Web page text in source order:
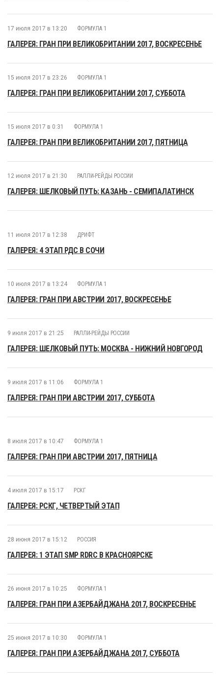
17 июля 2017 в 13:20 ФОРМУЛА 1
ГАЛЕРЕЯ: ГРАН ПРИ ВЕЛИКОБРИТАНИИ 2017, ВОСКРЕСЕНЬЕ
15 июля 2017 в 23:26 ФОРМУЛА 1
ГАЛЕРЕЯ: ГРАН ПРИ ВЕЛИКОБРИТАНИИ 2017, СУББОТА
15 июля 2017 в 0:31 ФОРМУЛА 1
ГАЛЕРЕЯ: ГРАН ПРИ ВЕЛИКОБРИТАНИИ 2017, ПЯТНИЦА
12 июля 2017 в 21:30 РАЛЛИ-РЕЙДЫ РОССИИ
ГАЛЕРЕЯ: ШЕЛКОВЫЙ ПУТЬ: КАЗАНЬ - СЕМИПАЛАТИНСК
11 июля 2017 в 12:38 ДРИФТ
ГАЛЕРЕЯ: 4 ЭТАП РДС В СОЧИ
10 июля 2017 в 13:24 ФОРМУЛА 1
ГАЛЕРЕЯ: ГРАН ПРИ АВСТРИИ 2017, ВОСКРЕСЕНЬЕ
9 июля 2017 в 21:25 РАЛЛИ-РЕЙДЫ РОССИИ
ГАЛЕРЕЯ: ШЕЛКОВЫЙ ПУТЬ: МОСКВА - НИЖНИЙ НОВГОРОД
9 июля 2017 в 11:06 ФОРМУЛА 1
ГАЛЕРЕЯ: ГРАН ПРИ АВСТРИИ 2017, СУББОТА
8 июля 2017 в 10:47 ФОРМУЛА 1
ГАЛЕРЕЯ: ГРАН ПРИ АВСТРИИ 2017, ПЯТНИЦА
4 июля 2017 в 15:17 РСКГ
ГАЛЕРЕЯ: РСКГ, ЧЕТВЕРТЫЙ ЭТАП
28 июня 2017 в 15:12 РОССИЯ
ГАЛЕРЕЯ: 1 ЭТАП SMP RDRC В КРАСНОЯРСКЕ
26 июня 2017 в 10:25 ФОРМУЛА 1
ГАЛЕРЕЯ: ГРАН ПРИ АЗЕРБАЙДЖАНА 2017, ВОСКРЕСЕНЬЕ
25 июня 2017 в 10:30 ФОРМУЛА 1
ГАЛЕРЕЯ: ГРАН ПРИ АЗЕРБАЙДЖАНА 2017, СУББОТА